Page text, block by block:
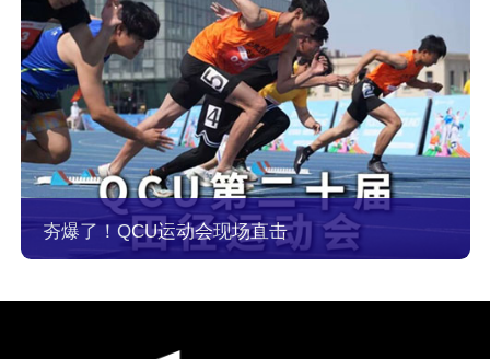
夯爆了！QCU运动会现场直击